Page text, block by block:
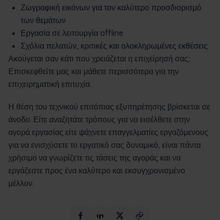
Ζωγραφική εικόνων για τον καλύτερο προσδιορισμό
των θεμάτων
Εργασία σε λειτουργία offline
Σχόλια πελατών, κριτικές και ολοκληρωμένες εκθέσεις
Ακούγεται σαν κάτι που χρειάζεται η επιχείρησή σας;
Επισκεφθείτε μας και μάθετε περισσότερα για την
επιχειρηματική επιτυχία.
Η θέση του τεχνικού επιτόπιας εξυπηρέτησης βρίσκεται σε
άνοδο. Είτε αναζητάτε τρόπους για να εισέλθετε στην
αγορά εργασίας είτε ψάχνετε επαγγελματίες εργαζόμενους
για να ενισχύσετε το εργατικό σας δυναμικό, είναι πάντα
χρήσιμο να γνωρίζετε τις τάσεις της αγοράς και να
εργάζεστε προς ένα καλύτερο και εκσυγχρονισμένο
μέλλον.